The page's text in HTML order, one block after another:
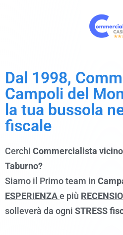
Dal 1998,
Campoli del
la tua bussola
fiscale
Cerchi Commercialista
Taburno?
Siamo il Primo team in
ESPERIENZAe più
solleverà da ogni STRESS